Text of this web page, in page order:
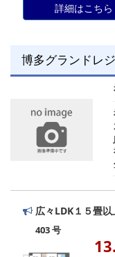
詳細はこちら
博多グランドレ
広々LDK１５畳以
403 号